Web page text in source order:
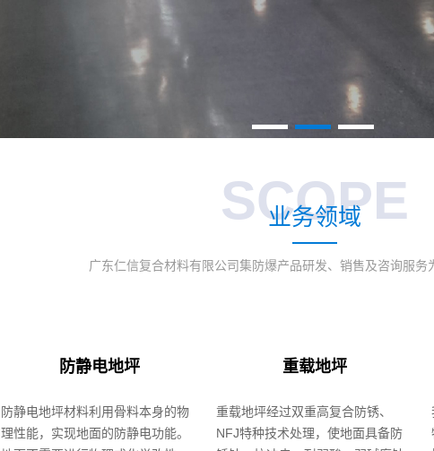
SCOPE
业务领域
广东仁信复合材料有限公司集防爆产品研发、销售及咨询服务
防静电地坪
防静电地坪材料利用骨料本身的物
理性能，实现地面的防静电功能。
重载地坪
重载地坪经过双重高复合防锈、
NFJ特种技术处理，使地面具备防